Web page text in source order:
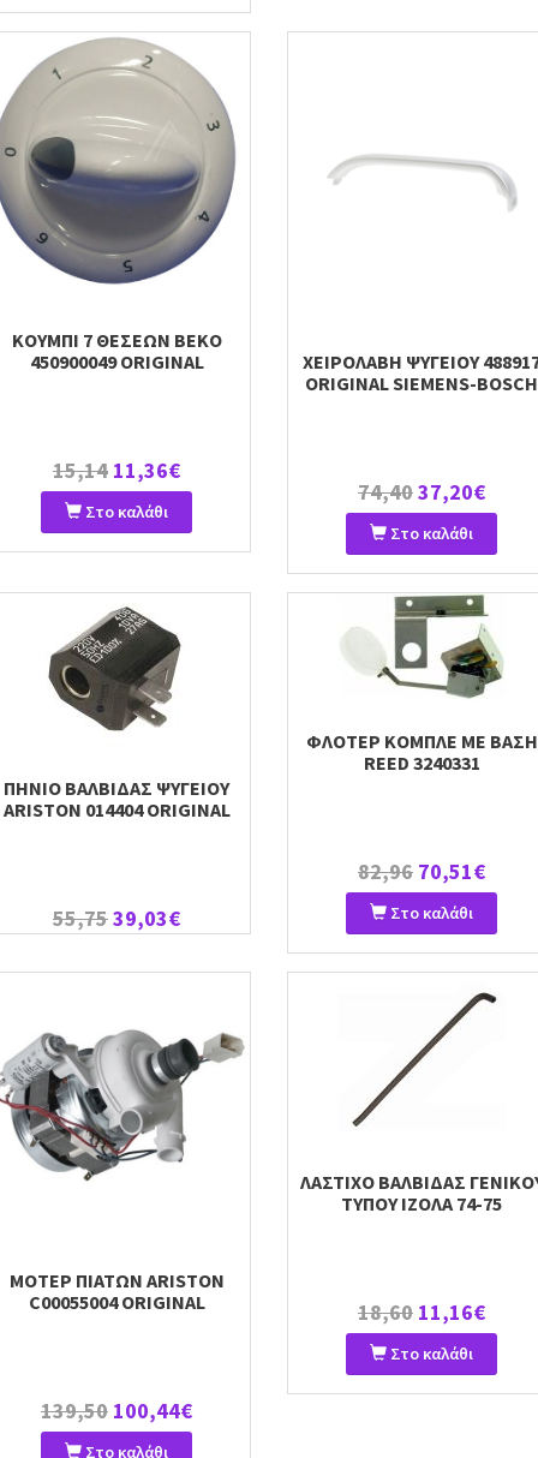
ΚΟΥΜΠΙ 7 ΘΕΣΕΩΝ ΒΕΚΟ
450900049 ORIGINAL
15,14 11,36€
Στο καλάθι
ΧΕΙΡΟΛΑΒΗ ΨΥΓΕΙΟΥ
ORIGINAL SIEMENS-BOSCH
74,4037,20€
Στο καλάθι
ΠΗΝΙΟ ΒΑΛΒΙΔΑΣ ΨΥΓΕΙΟΥ
ARISTON 014404 ORIGINAL
55,7539,03€
ΦΛΟΤΕΡ ΚΟΜΠΛΕ ΜΕ ΒΑΣΗ
REED 3240331
82,96 70,51€
Στο καλάθι
ΜΟΤΕΡ ΠΙΑΤΩΝ ARISTON
C00055004 ORIGINAL
139,50 100,44€
Στο καλάθι
ΛΑΣΤΙΧΟ ΒΑΛΒΙΔΑΣ
ΤΥΠΟΥ ΙΖΟΛΑ 74-75
18,60 11,16€
Στο καλάθι